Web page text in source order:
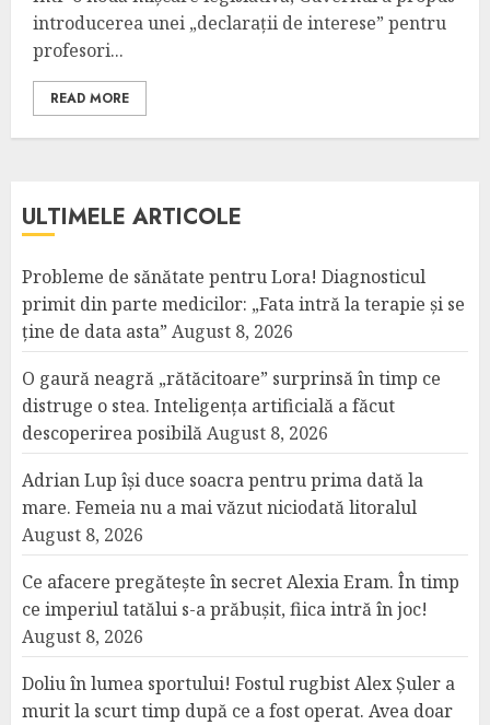
introducerea unei „declarații de interese” pentru
profesori...
READ MORE
ULTIMELE ARTICOLE
Probleme de sănătate pentru Lora! Diagnosticul
primit din parte medicilor: „Fata intră la terapie și se
ține de data asta” August 8, 2026
O gaură neagră „rătăcitoare” surprinsă în timp ce
distruge o stea. Inteligența artificială a făcut
descoperirea posibilăAugust 8, 2026
Adrian Lup își duce soacra pentru prima dată la
mare. Femeia nu a mai văzut niciodată litoralul
August 8, 2026
Ce afacere pregătește în secret Alexia Eram. În timp
ce imperiul tatălui s-a prăbușit, fiica intră în joc!
August 8, 2026
Doliu în lumea sportului! Fostul rugbist Alex Șuler a
murit la scurt timp după ce a fost operat. Avea doar